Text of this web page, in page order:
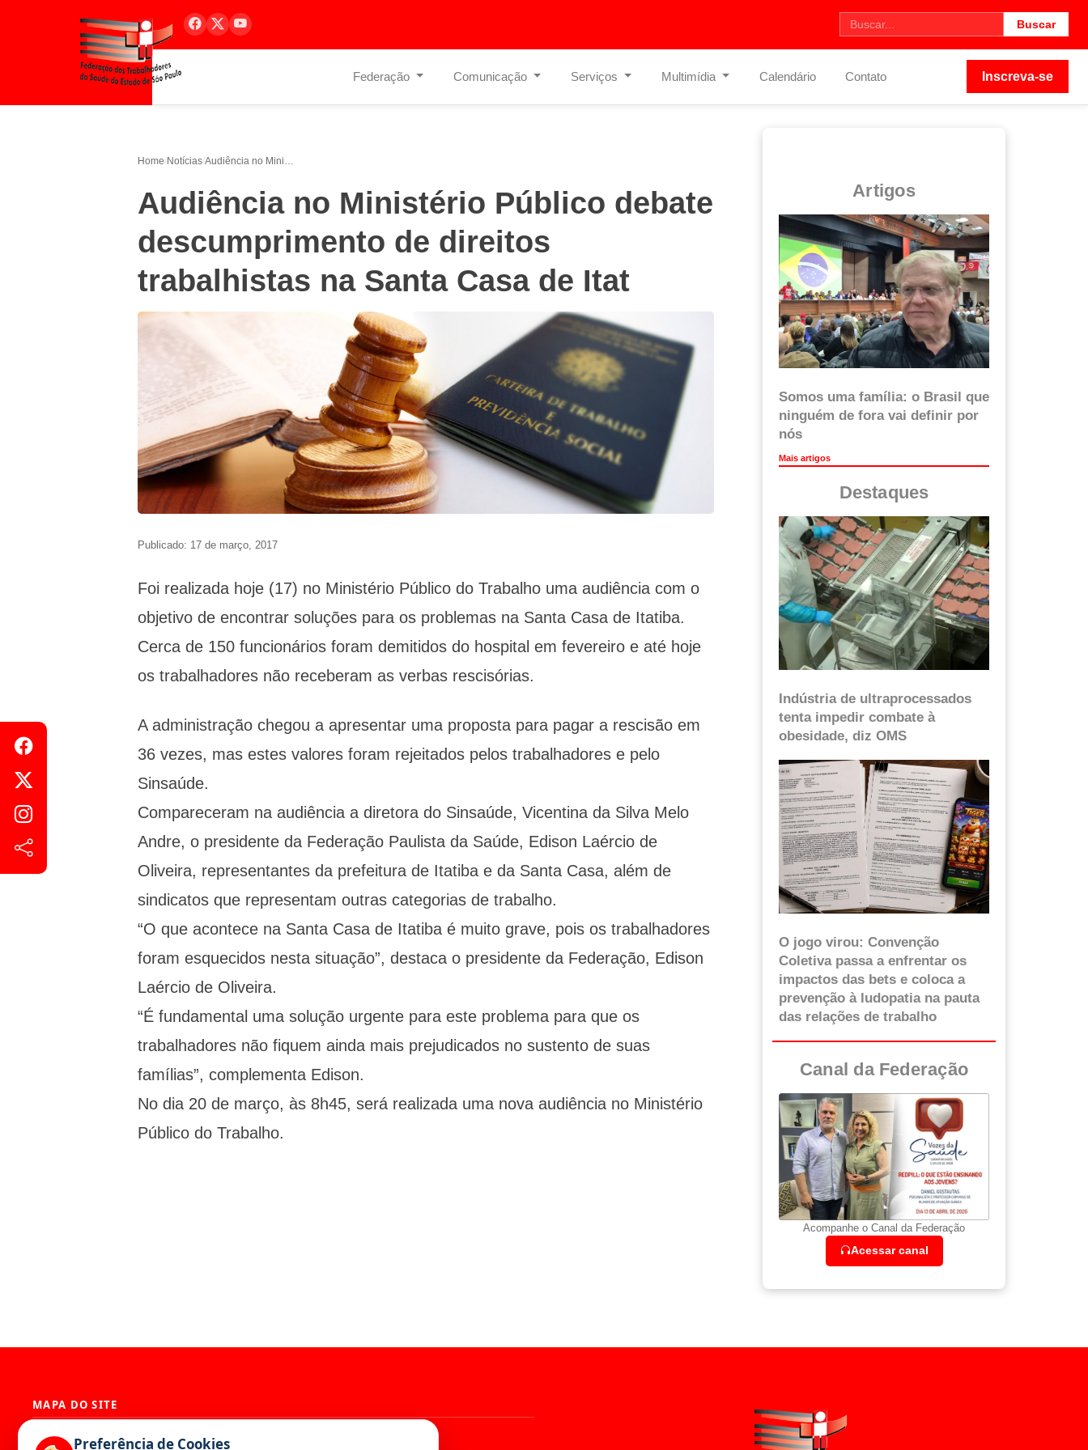
Buscar
Federação Comunicação Serviços Multimídia Calendário Contato Inscreva-se
Home/Notícias/ Audiência no Ministério Público debate descumprimento de direitos trabalhistas na Santa Casa de Itat
Audiência no Ministério Público debate
descumprimento de direitos
trabalhistas na Santa Casa de Itat
Publicado: 17 de março, 2017
Foi realizada hoje (17) no Ministério Público do Trabalho uma audiência com o
objetivo de encontrar soluções para os problemas na Santa Casa de Itatiba.
Cerca de 150 funcionários foram demitidos do hospital em fevereiro e até hoje
os trabalhadores não receberam as verbas rescisórias.
A administração chegou a apresentar uma proposta para pagar a rescisão em
36 vezes, mas estes valores foram rejeitados pelos trabalhadores e pelo
Sinsaúde.
Compareceram na audiência a diretora do Sinsaúde, Vicentina da Silva Melo
Andre, o presidente da Federação Paulista da Saúde, Edison Laércio de
Oliveira, representantes da prefeitura de Itatiba e da Santa Casa, além de
sindicatos que representam outras categorias de trabalho.
“O que acontece na Santa Casa de Itatiba é muito grave, pois os trabalhadores
foram esquecidos nesta situação”, destaca o presidente da Federação, Edison
Laércio de Oliveira.
“É fundamental uma solução urgente para este problema para que os
trabalhadores não fiquem ainda mais prejudicados no sustento de suas
famílias”, complementa Edison.
No dia 20 de março, às 8h45, será realizada uma nova audiência no Ministério
Público do Trabalho.
Artigos
Somos uma família: o Brasil que
ninguém de fora vai definir por
nós
Mais artigos
Destaques
Indústria de ultraprocessados
tenta impedir combate à
obesidade, diz OMS
O jogo virou: Convenção
Coletiva passa a enfrentar os
impactos das bets e coloca a
prevenção à ludopatia na pauta
das relações de trabalho
Canal da Federação
Acompanhe o Canal da Federação
Acessar canal
MAPA DO SITE
História Preferência de Cookies